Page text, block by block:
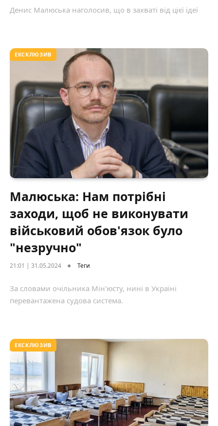
Денис Малюська наголосив, що в захваті від цієї ідеї
ЕКСКЛЮЗИВ
Малюська: Нам потрібні
заходи, щоб не виконувати
військовий обов'язок було
"незручно"
21:01 | 31.05.2024 Теги
За словами очільника Мін'юсту, нині в Україні
перевантажена судова система.
ЕКСКЛЮЗИВ